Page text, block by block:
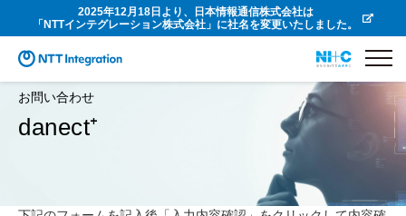
2025年12月18日より、日本情報通信株式会社は
「NTTインテグレーション株式会社」に社名を変更いたしました。
お問い合わせ
danect⁺